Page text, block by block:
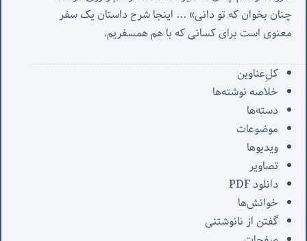
چنان بخوان که تو دانی» ...
معنوی است برای کسانی که با هم همسفریم.
کل‌ِعناوین
خلاصه نوشته‌ها
دسته‌ها
موضوعات
ویدیوها
تصاویر
دانلود PDF
خوانش‌ها
گفتن از نانوشتنی